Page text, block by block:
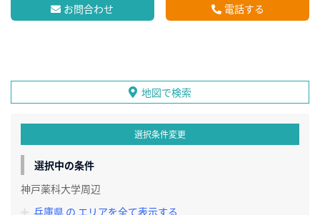
お問合わせ 電話する
地図で検索
選択条件変更
選択中の条件
神戸薬科大学周辺
兵庫県 の エリアを全て表示する